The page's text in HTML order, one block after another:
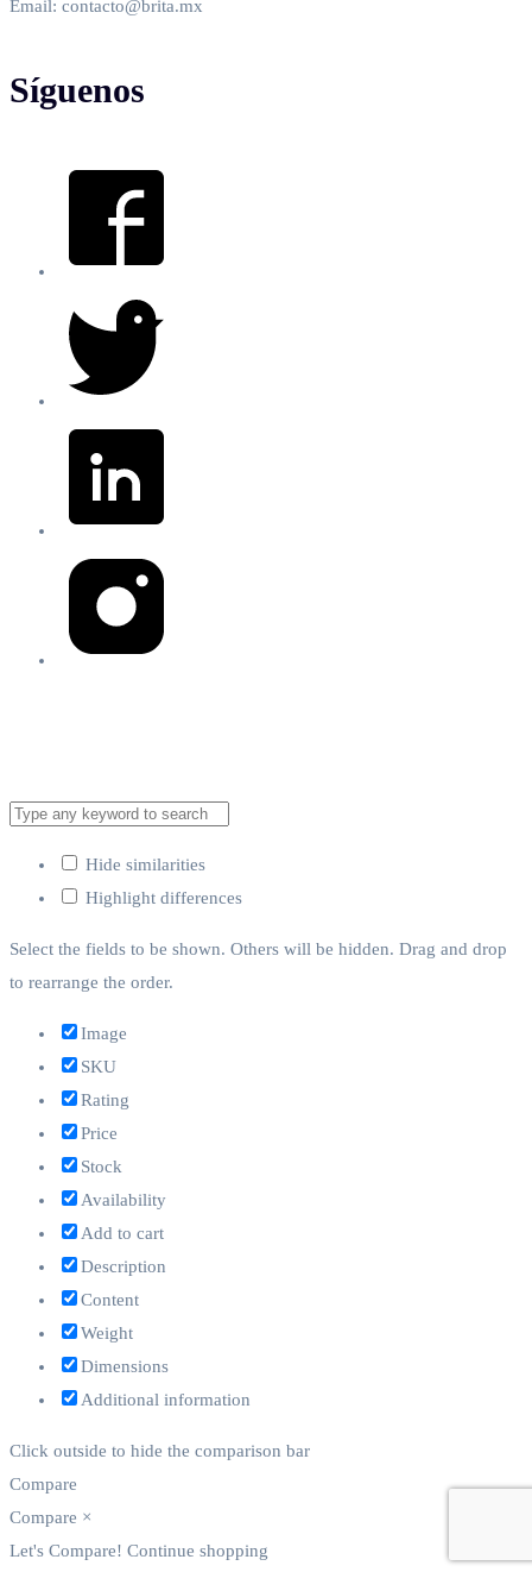
Email: contacto@brita.mx
Síguenos
Hide similarities
Highlight differences
Select the fields to be shown. Others will be hidden. Drag and drop
to rearrange the order.
Image
SKU
Rating
Price
Stock
Availability
Add to cart
Description
Content
Weight
Dimensions
Additional information
Click outside to hide the comparison bar
Compare
Compare ×
Let's Compare! Continue shopping